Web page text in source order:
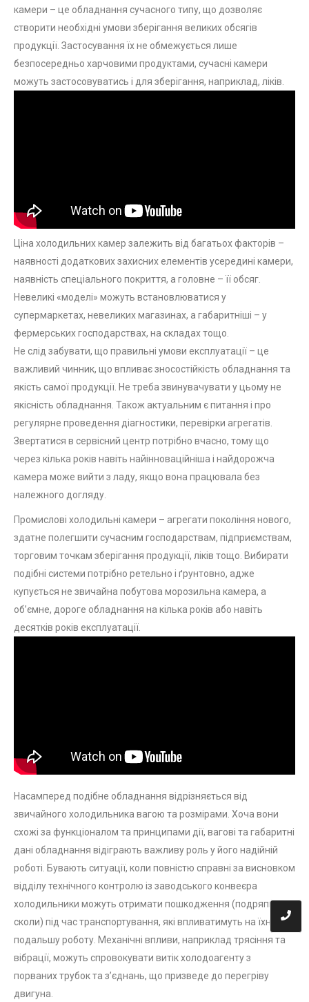
камери – це обладнання сучасного типу, що дозволяє
створити необхідні умови зберігання великих обсягів
продукції. Застосування їх не обмежується лише
безпосередньо харчовими продуктами, сучасні камери
можуть застосовуватись і для зберігання, наприклад, ліків.
Ціна холодильних камер залежить від багатьох факторів –
наявності додаткових захисних елементів усередині камери,
наявність спеціального покриття, а головне – її обсяг.
Невеликі «моделі» можуть встановлюватися у
супермаркетах, невеликих магазинах, а габаритніші – у
фермерських господарствах, на складах тощо.
Не слід забувати, що правильні умови експлуатації – це
важливий чинник, що впливає зносостійкість обладнання та
якість самої продукції. Не треба звинувачувати у цьому не
якісність обладнання. Також актуальним є питання і про
регулярне проведення діагностики, перевірки агрегатів.
Звертатися в сервісний центр потрібно вчасно, тому що
через кілька років навіть найінноваційніша і найдорожча
камера може вийти з ладу, якщо вона працювала без
належного догляду.
Промислові холодильні камери – агрегати покоління нового,
здатне полегшити сучасним господарствам, підприємствам,
торговим точкам зберігання продукції, ліків тощо. Вибирати
подібні системи потрібно ретельно і ґрунтовно, адже
купується не звичайна побутова морозильна камера, а
об’ємне, дороге обладнання на кілька років або навіть
десятків років експлуатації.
Насамперед подібне обладнання відрізняється від
звичайного холодильника вагою та розмірами. Хоча вони
схожі за функціоналом та принципами дії, вагові та габаритні
дані обладнання відіграють важливу роль у його надійній
роботі. Бувають ситуації, коли повністю справні за висновком
відділу технічного контролю із заводського конвеєра
холодильники можуть отримати пошкодження (подряпини,
сколи) під час транспортування, які впливатимуть на їхню
подальшу роботу. Механічні впливи, наприклад трясіння та
вібрації, можуть спровокувати витік холодоагенту з
порваних трубок та з’єднань, що призведе до перегріву
двигуна.